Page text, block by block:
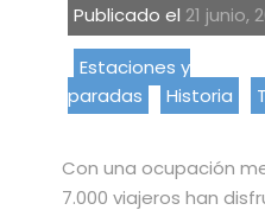
Publicado el 21 junio,
Estaciones y
paradas
Historia
Con una ocupación
7.000 viajeros han